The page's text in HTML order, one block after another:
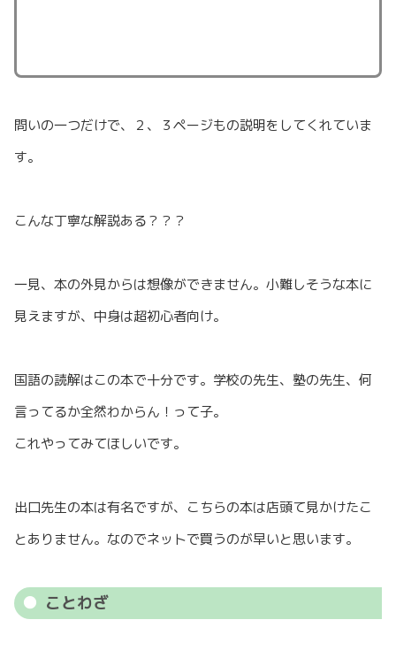
問いの一つだけで、２、３ページもの説明をしてくれていま
す。
こんな丁寧な解説ある？？？
一見、本の外見からは想像ができません。小難しそうな本に
見えますが、中身は超初心者向け。
国語の読解はこの本で十分です。学校の先生、塾の先生、何
言ってるか全然わからん！って子。
これやってみてほしいです。
出口先生の本は有名ですが、こちらの本は店頭て見かけたこ
とありません。なのでネットで買うのが早いと思います。
ことわざ